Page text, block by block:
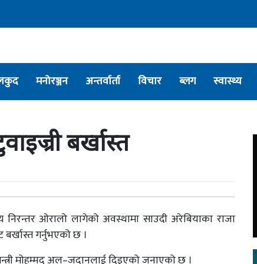
मनोरञ्जन अन्तर्वार्ता विचार ब्लग स्वास्थ्य
बर्खास्त
निरन्तर ओरालो लागेको अवस्थामा साउदी अरेबियाका राजा
गर्नुभएको छ ।
मोहम्मद अल–जदानलाई दिइएको जनाएको छ ।